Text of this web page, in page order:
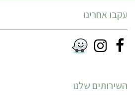
עקבו אחרינו
השירותים שלנו